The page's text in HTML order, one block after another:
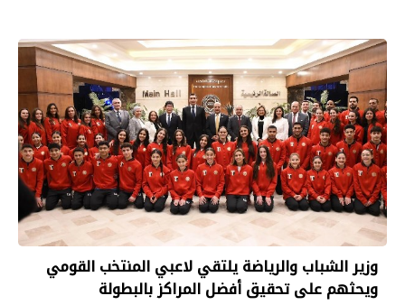
وزير الشباب والرياضة يلتقي لاعبي المنتخب القومي
ويحثهم على تحقيق أفضل المراكز بالبطولة